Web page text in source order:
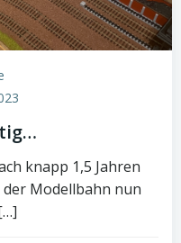
knapp 1,5 Jahren
Modellbahn nun